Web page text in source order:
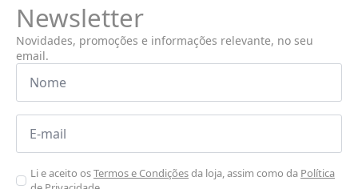
Newsletter
Novidades, promoções e informações relevante, no seu
email.
Nome
Email
Aceitar
Li e aceito osTermos e Condiçõesda loja, assim como da Política